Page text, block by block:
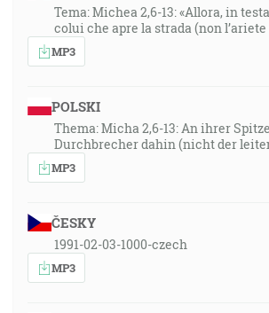
Tema: Michea 2,6-13: «Allora, in
colui che apre la strada (non l’ariete
MP3
POLSKI
Thema: Micha 2,6-13: An ihrer
Durchbrecher dahin (nicht der
MP3
ČESKY
1991-02-03-1000-czech
MP3